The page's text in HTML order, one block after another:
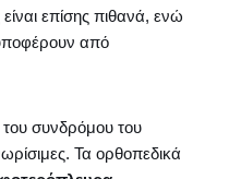
επίσης πιθανά, ενώ
από
του συνδρόμου του
Τα ορθοπεδικά